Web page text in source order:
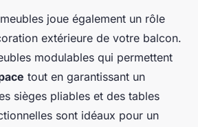
joue également un rôle
extérieure de votre balcon.
modulables qui permettent
tout en garantissant un
sièges pliables et des tables
sont idéaux pour un